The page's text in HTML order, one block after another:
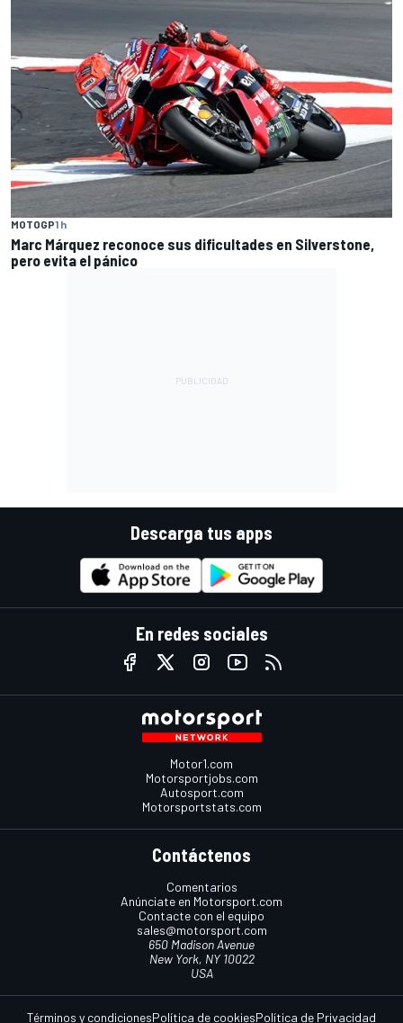
MOTOGP1 h
Marc Márquez reconoce sus dificultades en Silverstone,
pero evita el pánico
Descarga tus apps
En redes sociales
Motor1.com
Motorsportjobs.com
Autosport.com
Motorsportstats.com
Contáctenos
Comentarios
Anúnciate en Motorsport.com
Contacte con el equipo
sales@motorsport.com
650 Madison Avenue
New York, NY 10022
USA
Términos y condicionesPolítica de cookiesPolítica de Privacidad